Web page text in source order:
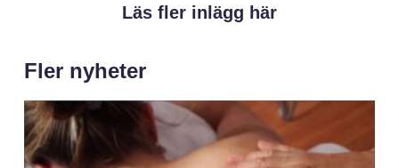
Läs fler inlägg här
Fler nyheter